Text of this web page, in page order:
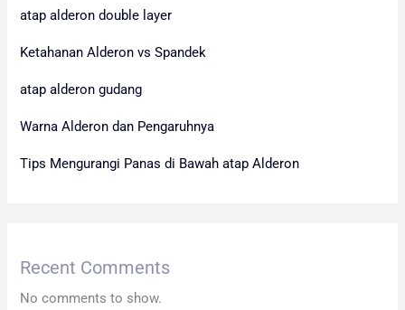
atap alderon double layer
Ketahanan Alderon vs Spandek
atap alderon gudang
Warna Alderon dan Pengaruhnya
Tips Mengurangi Panas di Bawah atap Alderon
Recent Comments
No comments to show.